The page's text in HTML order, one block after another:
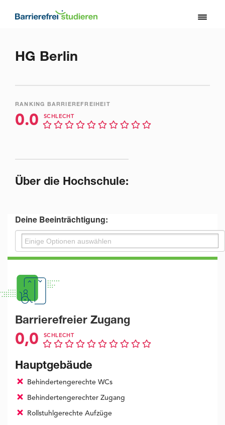
HG Berlin
RANKING BARRIEREFREIHEIT
0.0 SCHLECHT
Über die Hochschule:
Deine Beeinträchtigung:
Barrierefreier Zugang
0,0 SCHLECHT
Hauptgebäude
Behindertengerechte WCs
Behindertengerechter Zugang
Rollstuhlgerechte Aufzüge